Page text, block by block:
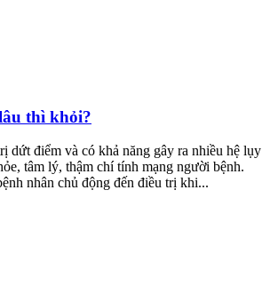
thì khỏi?
dứt điểm và có khả năng gây ra nhiều hệ lụy
tâm lý, thậm chí tính mạng người bệnh.
nhân chủ động đến điều trị khi...